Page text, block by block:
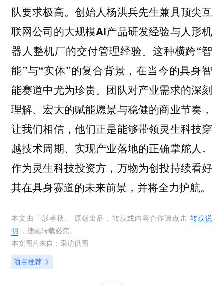
队要求极高。创始人杨洪兵先生兼具顶尖互
联网公司的大规模AI产品研发经验与人形机
器人整机厂的交付管理经验。这种横跨“智
能”与“实体”的复合背景，在当今的具身智
能赛道中尤为珍贵。团队对产业需求的深刻
理解、宏大的赋能愿景与稳健的商业节奏，
让我们相信，他们正是能够带领灵生科技穿
越技术周期、实现产业落地的正确掌舵人。
作为灵生科技投资方，万物为创投持续看好
其在具身赛道的未来前景，并将全力护航。
本文由「彭孝秋 」 原创出品，转载或内容合作请点击 转载说
明 ，违规转载必究。
本文图片来自： 采访供图
项目推荐